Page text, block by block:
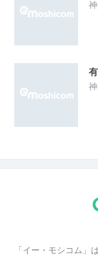
「イー・モシコム」